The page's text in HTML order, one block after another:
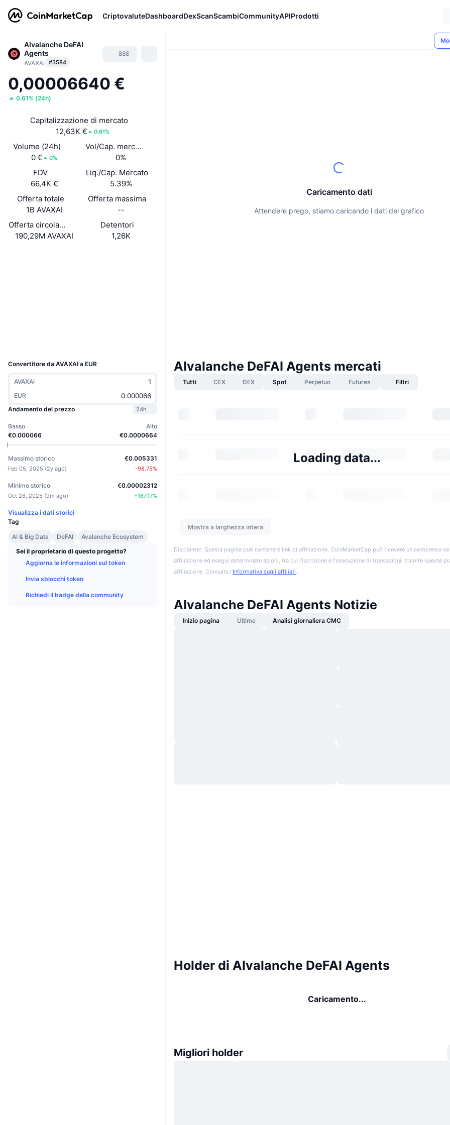
CriptovaluteDashboardDexScanScambiCommunityAPIProdotti
AIvalanche DeFAI
Agents
AVAXAI #3584
888
0,00006640 €
0.61% (24h)
Capitalizzazione di mercato
12,63K €
0.61%
Volume (24h)
0 €
0%
Vol/Cap. mercato (24h)
0%
FDV
66,4K €
Liq./Cap. Mercato
5.39%
Offerta totale
1B AVAXAI
Offerta massima
--
Offerta circolante
190,29M AVAXAI
Detentori
1,26K
Convertitore da AVAXAI a EUR
AVAXAI
EUR
Andamento del prezzo
24h
Basso
€0.000066
Alto
€0.0000664
Massimo storico
Feb 05, 2025 (2y ago)
€0.005331
-98.75%
Minimo storico
Oct 28, 2025 (9m ago)
€0.00002312
+187.17%
Visualizza i dati storici
Tag
AI & Big Data
DeFAI
Avalanche Ecosystem
Sei il proprietario di questo progetto?
Aggiorna le informazioni sul token
Invia sblocchi token
Richiedi il badge della community
Caricamento dati
Attendere prego, stiamo caricando i dati del grafico
AIvalanche DeFAI Agents mercati
Tutti CEX DEX Spot Perpetuo Futures Filtri
Loading data...
Mostra a larghezza intera
Disclaimer: Questa pagina può contenere link di affiliazione. CoinMarketCap può ricevere un compenso
affiliazione ed esegui determinate azioni, tra cui l'iscrizione e l'esecuzione di transazioni, tramite queste
affiliazione. Consulta l'Informativa sugli affiliati.
AIvalanche DeFAI Agents Notizie
Inizio pagina Ultime Analisi giornaliera CMC
Holder di AIvalanche DeFAI Agents
Caricamento...
Migliori holder